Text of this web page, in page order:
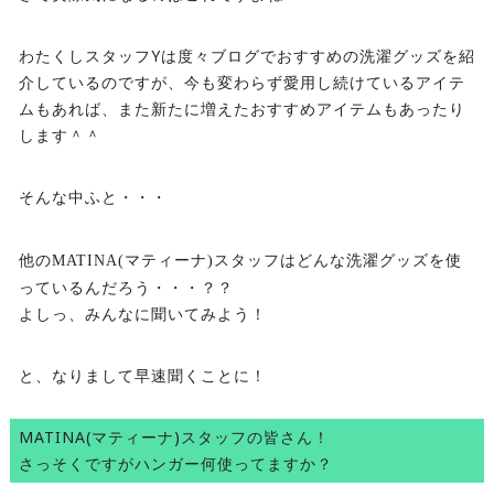
わたくしスタッフYは度々ブログでおすすめの洗濯グッズを紹
介しているのですが、今も変わらず愛用し続けているアイテ
ムもあれば、また新たに増えたおすすめアイテムもあったり
します＾＾
そんな中ふと・・・
他のMATINA(マティーナ)スタッフは どんな洗濯グッズを使
っているんだろう・・・？？
よしっ、みんなに聞いてみよう！
と、なりまして早速聞くことに！
MATINA(マティーナ)スタッフの皆さん！
さっそくですがハンガー何使ってますか？